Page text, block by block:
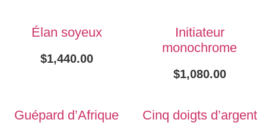
Élan soyeux
$1,440.00
Initiateur
monochrome
$1,080.00
Guépard d’Afrique Cinq doigts d’argent